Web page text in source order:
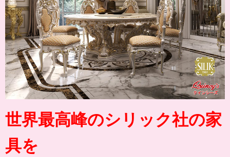
世界最高峰のシリック社の家
具を